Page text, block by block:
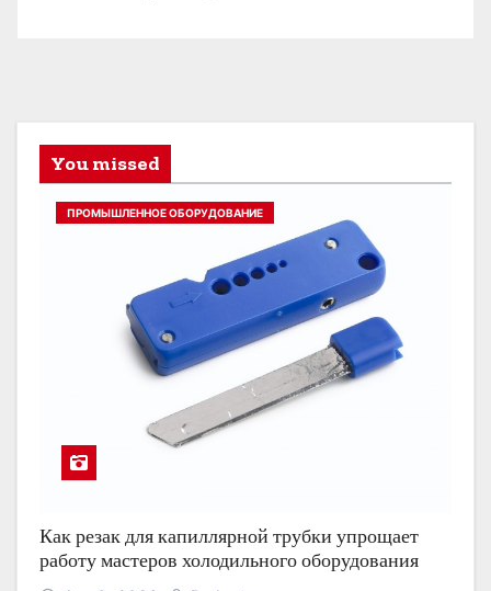
You missed
ПРОМЫШЛЕННОЕ ОБОРУДОВАНИЕ
Как резак для капиллярной трубки упрощает
работу мастеров холодильного оборудования